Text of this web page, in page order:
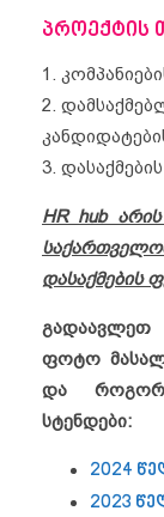
პროექტის
1.
2.
3.
HR hub
დასაქმების
გადაავლეთ
ფოტო
და როგორ
სტენდები:
2024
2023